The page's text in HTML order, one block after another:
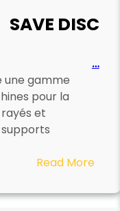
SAVE DISC
…
une gamme
pour la
et
Read More:
DISC